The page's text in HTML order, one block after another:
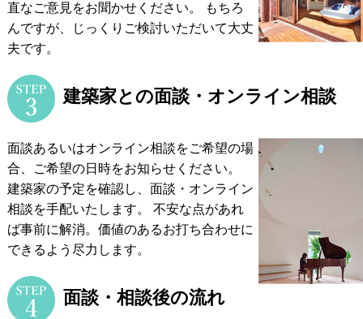
直なご意見をお聞かせください。
もちろ
んですが、じっくりご検討いただいて大丈
夫です。
建築家との面談・オンライン相談
面談あるいはオンライン相談をご希望の場
合、ご希望の日時をお知らせください。
建築家の予定を確認し、面談・オンライン
相談を手配いたします。
不安な点があれ
ば事前に解消。価値のあるお打ち合わせに
できるよう尽力します。
面談・相談後の流れ